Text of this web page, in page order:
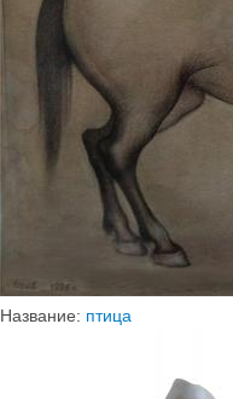
Название: птица